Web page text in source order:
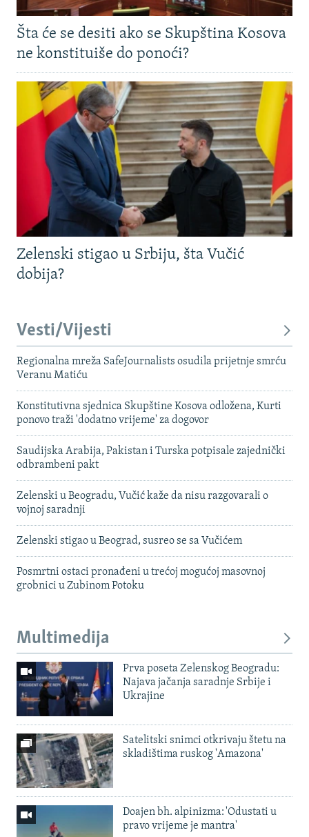
Šta će se desiti ako se Skupština Kosova
ne konstituiše do ponoći?
Zelenski stigao u Srbiju, šta Vučić
dobija?
Vesti/Vijesti
Regionalna mreža SafeJournalists osudila prijetnje smrću
Veranu Matiću
Konstitutivna sjednica Skupštine Kosova odložena, Kurti
ponovo traži 'dodatno vrijeme' za dogovor
Saudijska Arabija, Pakistan i Turska potpisale zajednički
odbrambeni pakt
Zelenski u Beogradu, Vučić kaže da nisu razgovarali o
vojnoj saradnji
Zelenski stigao u Beograd, susreo se sa Vučićem
Posmrtni ostaci pronađeni u trećoj mogućoj masovnoj
grobnici u Zubinom Potoku
Multimedija
Prva poseta Zelenskog Beogradu:
Najava jačanja saradnje Srbije i
Ukrajine
Satelitski snimci otkrivaju štetu na
skladištima ruskog 'Amazona'
Doajen bh. alpinizma: 'Odustati u
pravo vrijeme je mantra'